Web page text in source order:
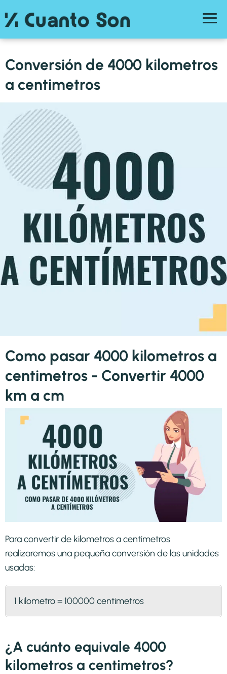
Conversión de 4000 kilometros
a centimetros
Como pasar 4000 kilometros a
centimetros - Convertir 4000
km a cm
Para convertir de kilometros a centimetros
realizaremos una pequeña conversión de las unidades
usadas:
1 kilometro = 100000 centimetros
¿A cuánto equivale 4000
kilometros a centimetros?